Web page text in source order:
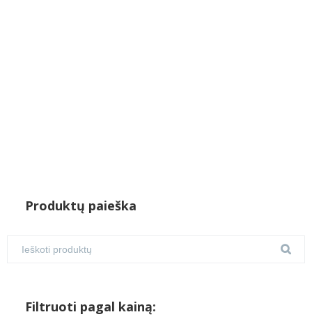
Produktų paieška
Filtruoti pagal kainą: